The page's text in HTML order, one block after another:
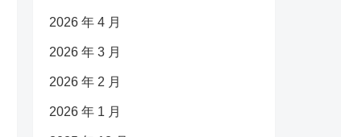
2026 年 4 月
2026 年 3 月
2026 年 2 月
2026 年 1 月